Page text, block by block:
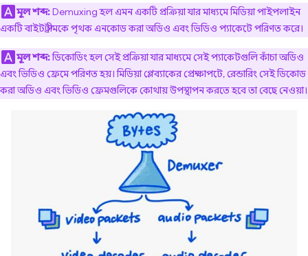
মূল শব্দ:Demuxing হল এমন একটি প্রক্রিয়া যার মাধ্যমে মিডিয়া পাইপলাইন
একটি বাইট স্ট্রীমকে পৃথক এনকোড করা অডিও এবং ভিডিও প্যাকেটে পরিণত করে।
মূল শব্দ:ডিকোডিং হল সেই প্রক্রিয়া যার মাধ্যমে সেই প্যাকেটগুলি কাঁচা অডিও
এবং ভিডিও ফ্রেমে পরিণত হয়। মিডিয়া প্লেব্যাকের প্রেক্ষাপটে, রেন্ডারিং সেই ডিকোড
করা অডিও এবং ভিডিও ফ্রেমগুলিকে কোথায় উপস্থাপন করতে হবে তা বেছে নেওয়া।